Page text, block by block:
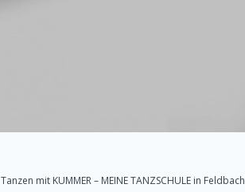
Tanzen mit KUMMER – MEINE TANZSCHULE in Feldbach